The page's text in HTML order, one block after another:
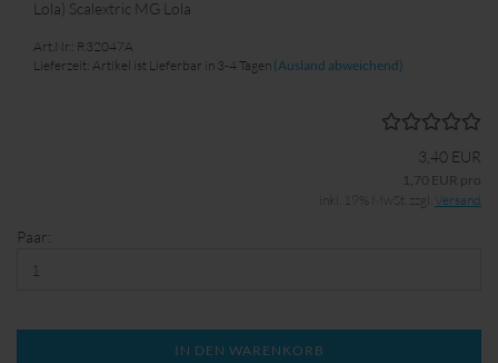
Lola) Scalextric MG Lola
Art.Nr.: R32047A
Lieferzeit: Artikel ist Lieferbar in 3-4 Tagen (Ausland abweichend)
3,40 EUR
1,70 EUR pro
inkl. 19% MwSt. zzgl. Versand
Paar:
IN DEN WARENKORB